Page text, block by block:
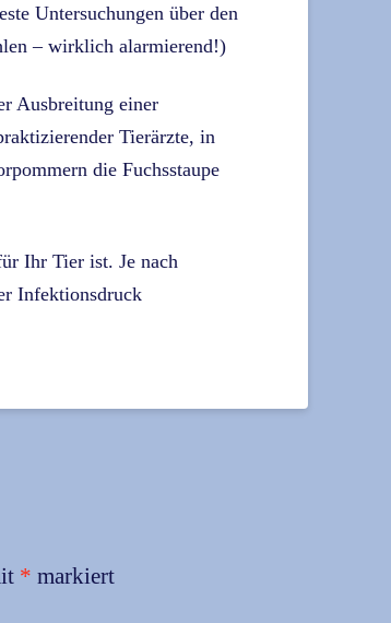
Untersuchungen über den
– wirklich alarmierend!)
Ausbreitung einer
Tierärzte, in
die Fuchsstaupe
Ihr Tier ist. Je nach
Infektionsdruck
* markiert